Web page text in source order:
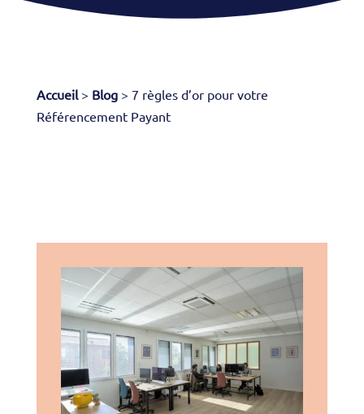
Accueil> Blog> 7 règles d’or pour votre
Référencement Payant